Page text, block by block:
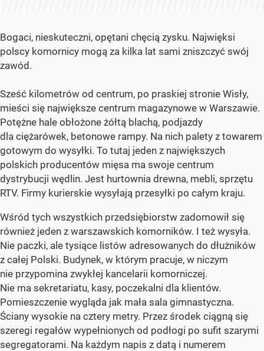
Bogaci, nieskuteczni, opętani chęcią zysku. Najwięksi
polscy komornicy mogą za kilka lat sami zniszczyć swój
zawód.
Sześć kilometrów od centrum, po praskiej stronie Wisły,
mieści się największe centrum magazynowe w Warszawie.
Potężne hale obłożone żółtą blachą, podjazdy
dla ciężarówek, betonowe rampy. Na nich palety z towarem
gotowym do wysyłki. To tutaj jeden z największych
polskich producentów mięsa ma swoje centrum
dystrybucji wędlin. Jest hurtownia drewna, mebli, sprzętu
RTV. Firmy kurierskie wysyłają przesyłki po całym kraju.
Wśród tych wszystkich przedsiębiorstw zadomowił się
również jeden z warszawskich komorników. I też wysyła.
Nie paczki, ale tysiące listów adresowanych do dłużników
z całej Polski. Budynek, w którym pracuje, w niczym
nie przypomina zwykłej kancelarii komorniczej.
Nie ma sekretariatu, kasy, poczekalni dla klientów.
Pomieszczenie wygląda jak mała sala gimnastyczna.
Ściany wysokie na cztery metry. Przez środek ciągną się
szeregi regałów wypełnionych od podłogi po sufit szarymi
segregatorami. Na każdym napis z datą i numerem